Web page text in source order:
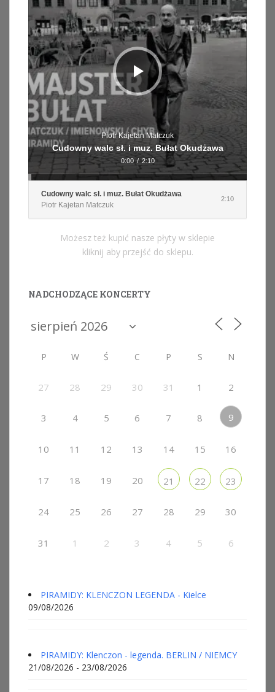
Piotr Kajetan Matczuk
Cudowny walc sł. i muz. Bułat Okudżawa
0:00 / 2:10
Cudowny walc sł. i muz. Bułat Okudżawa
Piotr Kajetan Matczuk
2:10
Możesz też kupić nasze płyty w sklepie
kliknij aby przejść do sklepu.
NADCHODZĄCE KONCERTY
P W Ś C P S N
27 28 29 30 31 1 2
3 4 5 6 7 8 9
10 11 12 13 14 15 16
17 18 19 20 21 22 23
24 25 26 27 28 29 30
31 1 2 3 4 5 6
PIRAMIDY: KLENCZON LEGENDA - Kielce
09/08/2026
PIRAMIDY: Klenczon - legenda. BERLIN / NIEMCY
21/08/2026 - 23/08/2026